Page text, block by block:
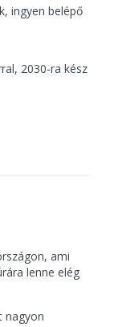
ingyen belépő
2030-ra kész
ami
lenne elég
nagyon